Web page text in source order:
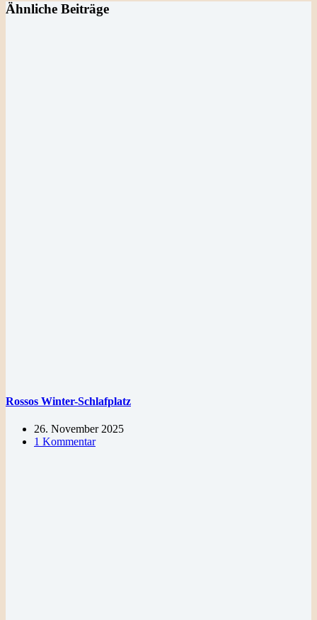
Ähnliche Beiträge
Rossos Winter-Schlafplatz
26. November 2025
1 Kommentar